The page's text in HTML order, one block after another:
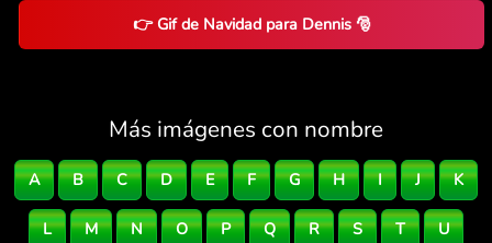
👉 Gif de Navidad para Dennis 🎅
Más imágenes con nombre
A B C D E F G H I J K
L M N O P Q R S T U